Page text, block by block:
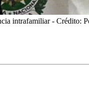
intrafamiliar - Crédito: